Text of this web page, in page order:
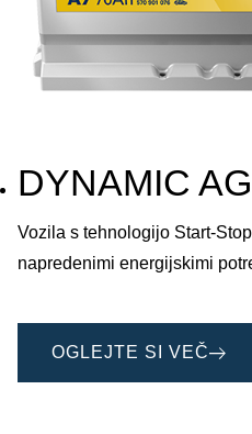
DYNAMIC
Vozila s tehnologijo Start-
napredenimi energijskimi
OGLEJTE SI VEČ